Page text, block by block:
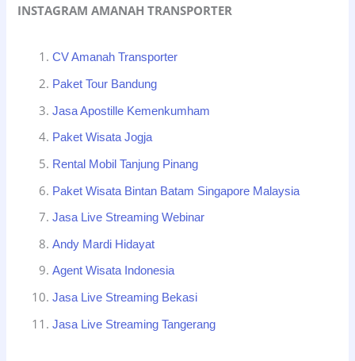
INSTAGRAM AMANAH TRANSPORTER
CV Amanah Transporter
Paket Tour Bandung
Jasa Apostille Kemenkumham
Paket Wisata Jogja
Rental Mobil Tanjung Pinang
Paket Wisata Bintan Batam Singapore Malaysia
Jasa Live Streaming Webinar
Andy Mardi Hidayat
Agent Wisata Indonesia
Jasa Live Streaming Bekasi
Jasa Live Streaming Tangerang